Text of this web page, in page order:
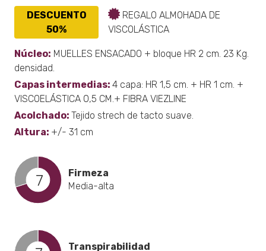
DESCUENTO
50%
REGALO ALMOHADA DE
VISCOLÁSTICA
Núcleo: MUELLES ENSACADO + bloque HR 2 cm. 23 Kg.
densidad.
Capas intermedias: 4 capa: HR 1,5 cm. + HR 1 cm. +
VISCOELÁSTICA 0,5 CM.+ FIBRA VIEZLINE
Acolchado: Tejido strech de tacto suave.
Altura: +/- 31 cm
7
Firmeza
Media-alta
Transpirabilidad